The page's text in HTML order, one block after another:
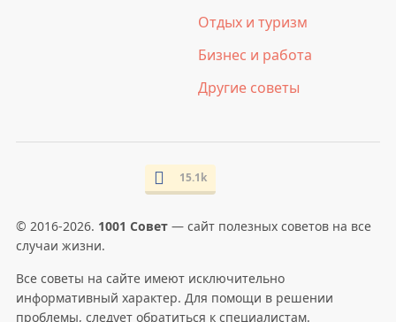
Отдых и туризм
Бизнес и работа
Другие советы
15.1k
© 2016-2026. 1001 Совет— сайт полезных советов на все
случаи жизни.
Все советы на сайте имеют исключительно
информативный характер. Для помощи в решении
проблемы, следует обратиться к специалистам.